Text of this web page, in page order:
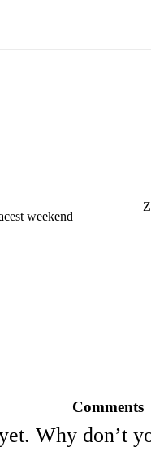
weekend
Comments
Why don’t